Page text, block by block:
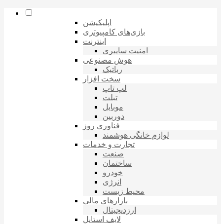
اپلیکیشن
بازی‌های کامپیوتری
اینترنت
امنیت سایبری
هوش مصنوعی
رباتیک
سخت افزار
لپ تاپ
تبلت
موبایل
دوربین
فناوری روز
لوازم خانگی هوشمند
تجارت و خدمات
صنعت
ساختمان
خودرو
انرژی
محیط زیست
بازارهای مالی
ارزدیجیتال
لایف استایل